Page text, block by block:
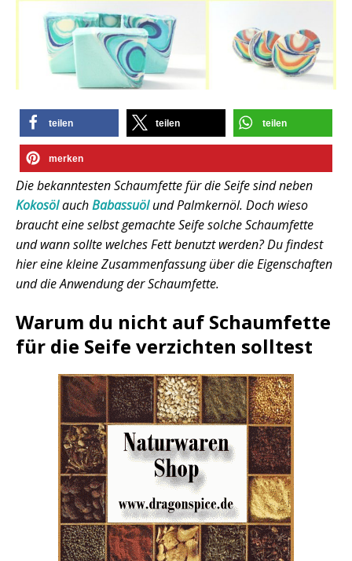
teilen teilen teilen
merken
Die bekanntesten Schaumfette für die Seife sind neben
KokosölauchBabassuölund Palmkernöl. Doch wieso
braucht eine selbst gemachte Seife solche Schaumfette
und wann sollte welches Fett benutzt werden? Du findest
hier eine kleine Zusammenfassung über die Eigenschaften
und die Anwendung der Schaumfette.
Warum du nicht auf Schaumfette
für die Seife verzichten solltest